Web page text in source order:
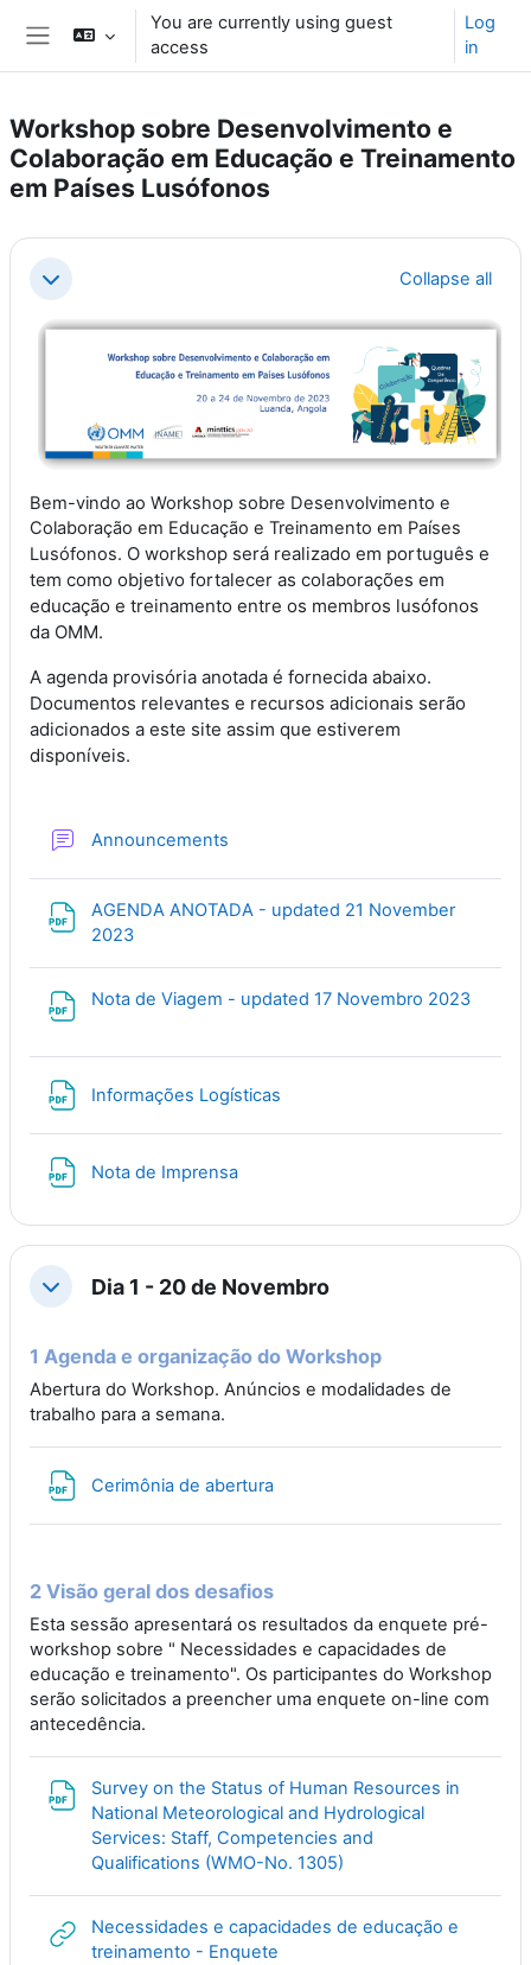
Skip to main content
You are currently using guest
access
Log
in
Workshop sobre Desenvolvimento e
Colaboração em Educação e Treinamento
em Países Lusófonos
Section outline
Collapse Collapse all
Bem-vindo ao Workshop sobre Desenvolvimento e
Colaboração em Educação e Treinamento em Países
Lusófonos. O workshop será realizado em português e
tem como objetivo fortalecer as colaborações em
educação e treinamento entre os membros lusófonos
da OMM.
A agenda provisória anotada é fornecida abaixo.
Documentos relevantes e recursos adicionais serão
adicionados a este site assim que estiverem
disponíveis.
Announcements
AGENDA ANOTADA - updated 21 November
2023
Nota de Viagem - updated 17 Novembro 2023File
Informações Logísticas
Nota de Imprensa
CollapseDia 1 - 20 de Novembro
1 Agenda e organização do Workshop
Abertura do Workshop. Anúncios e modalidades de
trabalho para a semana.
Cerimônia de abertura
2 Visão geral dos desafios
Esta sessão apresentará os resultados da enquete pré-
workshop sobre " Necessidades e capacidades de
educação e treinamento". Os participantes do Workshop
serão solicitados a preencher uma enquete on-line com
antecedência.
Survey on the Status of Human Resources in
National Meteorological and Hydrological
Services: Staff, Competencies and
Qualifications (WMO-No. 1305)
Necessidades e capacidades de educação e
treinamento - Enquete